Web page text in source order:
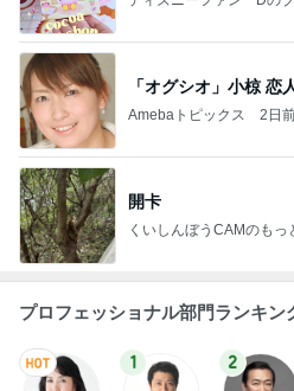
「オグシオ」小椋 恋
Amebaトピックス 2日
開卡
くいしんぼうCAMのもっ
プロフェッショナル部門ランキン
1 2